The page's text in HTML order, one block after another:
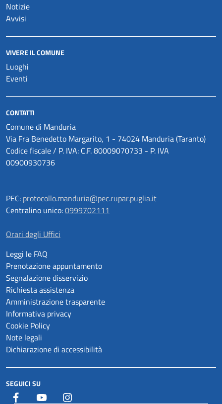
Notizie
Avvisi
VIVERE IL COMUNE
Luoghi
Eventi
CONTATTI
Comune di Manduria
Via Fra Benedetto Margarito, 1 - 74024 Manduria (Taranto)
Codice fiscale / P. IVA: C.F. 80009070733 - P. IVA
00900930736
PEC: protocollo.manduria@pec.rupar.puglia.it
Centralino unico:0999702111
Orari degli Uffici
Leggi le FAQ
Prenotazione appuntamento
Segnalazione disservizio
Richiesta assistenza
Amministrazione trasparente
Informativa privacy
Cookie Policy
Note legali
Dichiarazione di accessibilità
SEGUICI SU
Facebook YouTube